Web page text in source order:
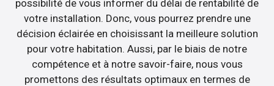
possibilité de vous informer du délai de rentabilité de
votre installation. Donc, vous pourrez prendre une
décision éclairée en choisissant la meilleure solution
pour votre habitation. Aussi, par le biais de notre
compétence et à notre savoir-faire, nous vous
promettons des résultats optimaux en termes de